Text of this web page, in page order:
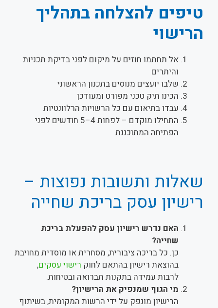
טיפים להצלחה בתהליך
הרישוי
אל תחתמו חוזים על מיקום לפני בדיקת תכניות
והיתרים
שלבו יועצים מנוסים בתכנון הראשוני
הכינו תיק טכני מפורט ומעודכן
עבדו בתיאום עם כל הרשויות הרלוונטיות
התחילו מוקדם – לפחות 4–5 חודשים לפני
הפתיחה המתוכננת
שאלות ותשובות נפוצות –
רישיון עסק בריכת שחייה
האם נדרש רישיון עסק להפעלת בריכת
שחייה?
כן. כל בריכה ציבורית, מסחרית או מוסדית מחויבת
בהוצאת רישיון בהתאם לחוק רישוי עסקים,
לרבות עמידה בתקנות תברואה ובטיחות.
מי הגוף שמנפיק את הרישיון?
הרישיון מונפק על ידי הרשות המקומית, בשיתוף